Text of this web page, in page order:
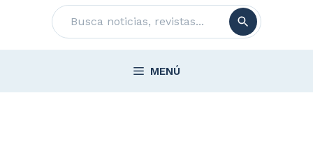
Buscar
MENÚ